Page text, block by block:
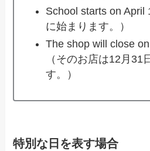
School starts on April
に始まります。）
The shop will close
（そのお店は12月31
す。）
特別な日を表す場合